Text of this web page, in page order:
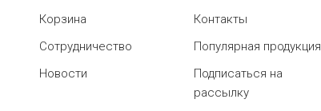
Корзина
Контакты
Сотрудничество
Популярная продукция
Новости
Подписаться на
рассылку